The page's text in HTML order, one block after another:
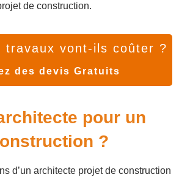
de construction.
travaux vont-ils coûter ?
des devis Gratuits
pour un
?
d’un architecte projet de construction